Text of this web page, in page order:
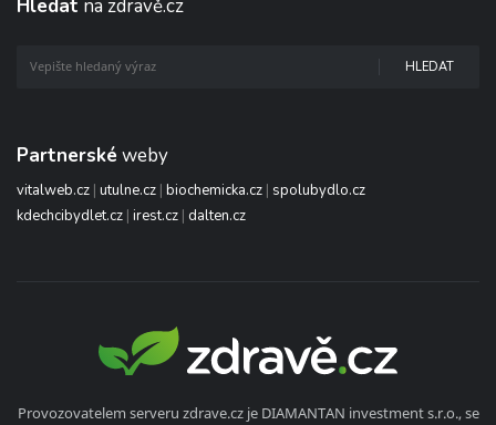
Hledat na zdravě.cz
HLEDAT
Partnerské weby
vitalweb.cz | utulne.cz | biochemicka.cz | spolubydlo.cz
kdechcibydlet.cz | irest.cz | dalten.cz
Provozovatelem serveru zdrave.cz je DIAMANTAN investment s.r.o., se